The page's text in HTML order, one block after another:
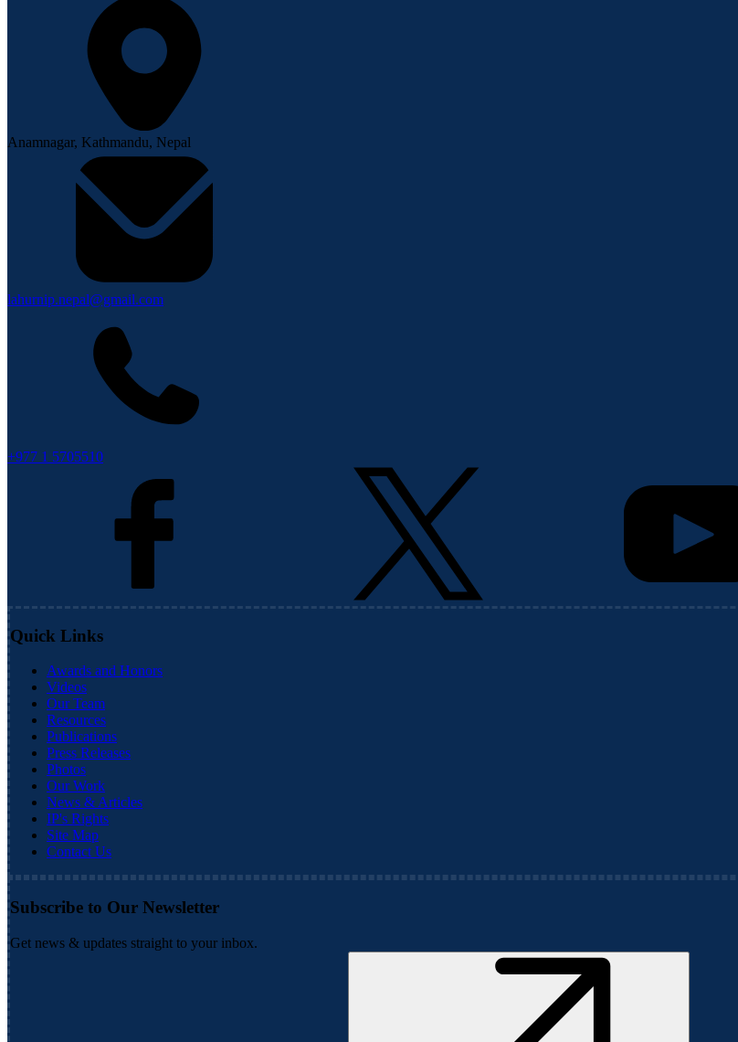
Anamnagar, Kathmandu, Nepal
lahurnip.nepal@gmail.com
+977 1 5705510
Quick Links
Awards and Honors
Videos
Our Team
Resources
Publications
Press Releases
Photos
Our Work
News & Articles
IP's Rights
Site Map
Contact Us
Subscribe to Our Newsletter
Get news & updates straight to your inbox.